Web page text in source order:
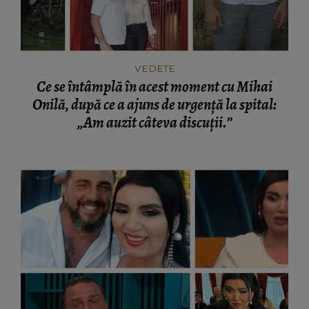
VEDETE
Ce se întâmplă în acest moment cu Mihai
Onilă, după ce a ajuns de urgență la spital:
„Am auzit câteva discuții.”